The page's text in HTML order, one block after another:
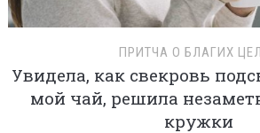
ПРИТЧА О БЛАГИХ
Увидела, как свекровь
мой чай, решила
кружки